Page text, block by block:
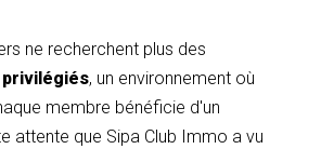
ne recherchent plus des
, un environnement où
membre bénéficie d'un
attente que Sipa Club Immo a vu